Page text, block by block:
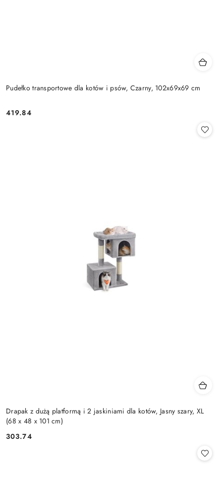
Pudełko transportowe dla kotów i psów, Czarny, 102x69x69 cm
Cena:
419.84
Drapak z dużą platformą i 2 jaskiniami dla kotów, Jasny szary, XL
(68 x 48 x 101 cm)
Cena:
303.74